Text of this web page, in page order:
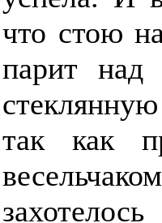
что стою
парит над
так как